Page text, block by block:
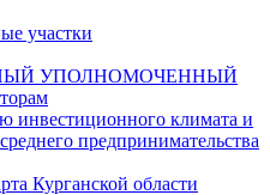
участки
УПОЛНОМОЧЕННЫЙ
инвестиционного климата и
предпринимательства
Курганской области